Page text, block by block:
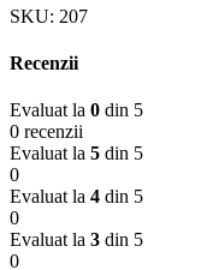
SKU: 207
Recenzii
Evaluat la 0 din 5
0 recenzii
Evaluat la 5 din 5
0
Evaluat la 4 din 5
0
Evaluat la 3 din 5
0